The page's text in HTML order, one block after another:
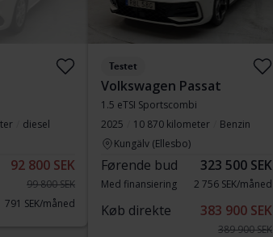
diesel
92 800 SEK
99 800 SEK
791 SEK/måned
Testet
Volkswagen Passat
1.5 eTSI Sportscombi
2025
10 870 kilometer
Benzin
Kungälv (Ellesbo)
Førende bud 323 500 SEK
Med finansiering 2 756 SEK/måned
Køb direkte 383 900 SEK
389 900 SEK